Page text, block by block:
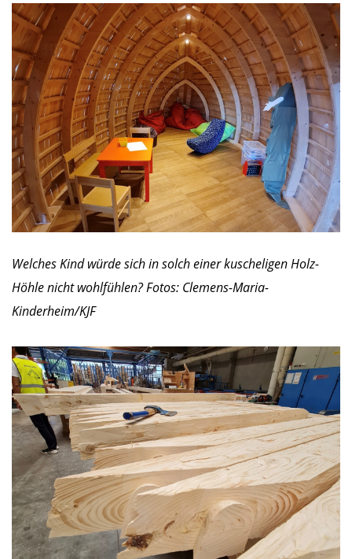
Welches Kind würde sich in solch einer kuscheligen Holz-
Höhle nicht wohlfühlen? Fotos: Clemens-Maria-
Kinderheim/KJF